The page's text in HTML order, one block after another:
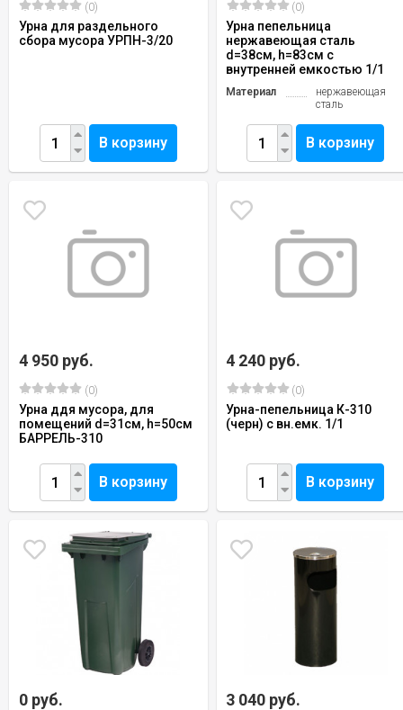
(0)
Урна для раздельного
сбора мусора УРПН-3/20
В корзину
(0)
Урна пепельница
нержавеющая сталь
d=38см, h=83см с
внутренней емкостью 1/1
Материал
нержавеющая
сталь
В корзину
4 950 руб.
(0)
Урна ддя мусора, для
помещений d=31см, h=50см
БАРРЕЛЬ-310
В корзину
4 240 руб.
(0)
Урна-пепельница К-310
(черн) с вн.емк. 1/1
В корзину
0 руб. 3 040 руб.